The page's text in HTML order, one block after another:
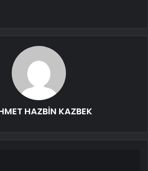
HAZBİN KAZBEK